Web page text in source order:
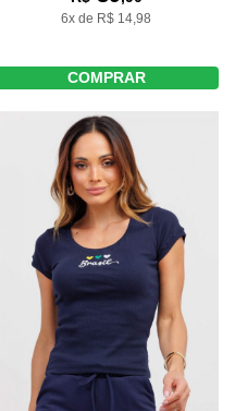
6x de R$ 14,98
COMPRAR